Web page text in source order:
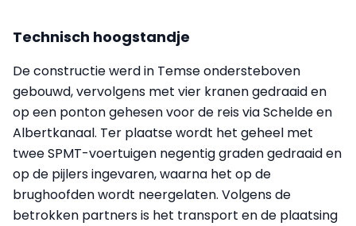
Technisch hoogstandje
De constructie werd in Temse ondersteboven
gebouwd, vervolgens met vier kranen gedraaid en
op een ponton gehesen voor de reis via Schelde en
Albertkanaal. Ter plaatse wordt het geheel met
twee SPMT-voertuigen negentig graden gedraaid en
op de pijlers ingevaren, waarna het op de
brughoofden wordt neergelaten. Volgens de
betrokken partners is het transport en de plaatsing